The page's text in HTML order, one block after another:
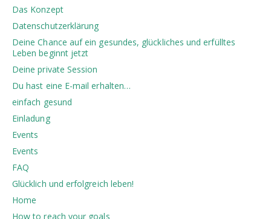
Das Konzept
Datenschutzerklärung
Deine Chance auf ein gesundes, glückliches und erfülltes
Leben beginnt jetzt
Deine private Session
Du hast eine E-mail erhalten…
einfach gesund
Einladung
Events
Events
FAQ
Glücklich und erfolgreich leben!
Home
How to reach your goals